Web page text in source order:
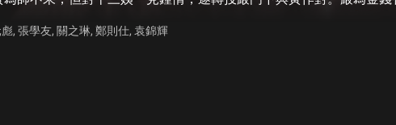
, 張學友, 關之琳, 鄭則仕, 袁錦輝